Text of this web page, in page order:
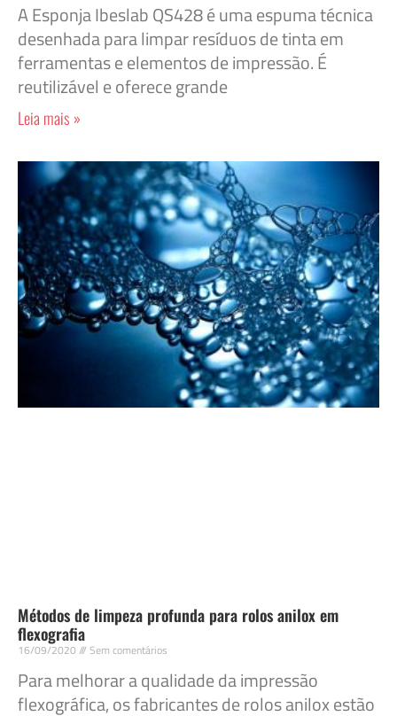
A Esponja Ibeslab QS428 é uma espuma técnica
desenhada para limpar resíduos de tinta em
ferramentas e elementos de impressão. É
reutilizável e oferece grande
Leia mais »
Métodos de limpeza profunda para rolos anilox em
flexografia
16/09/2020 Sem comentários
Para melhorar a qualidade da impressão
flexográfica, os fabricantes de rolos anilox estão